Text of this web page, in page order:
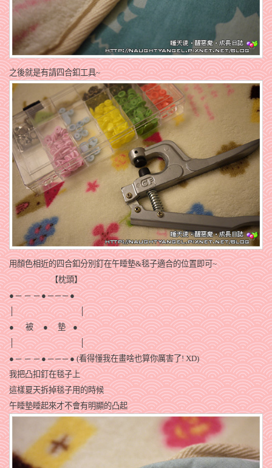
之後就是有請四合釦工具~
用顏色相近的四合釦分別釘在午睡墊&毯子適合的位置即可~
【枕頭】
● ───●───●
││
● 被● 墊●
│
│
● ─── ●── ─ ● (看得懂我在畫啥也算你厲害了! XD)
我把凸扣釘在毯子上
這樣夏天拆掉毯子用的時候
午睡墊睡起來才不會有明顯的凸起